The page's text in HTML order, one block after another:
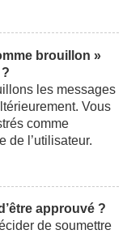
brouillon »
les messages
Vous
comme
de l’utilisateur.
approuvé ?
de soumettre